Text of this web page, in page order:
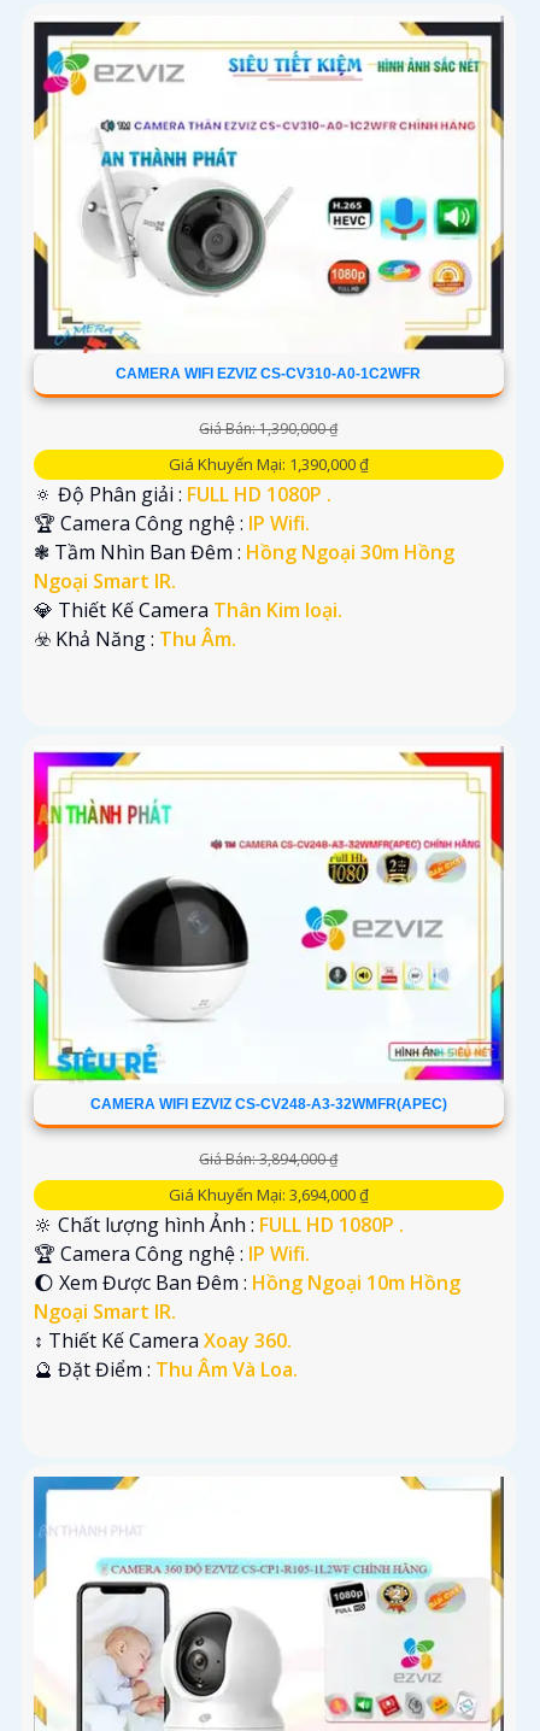
CAMERA WIFI EZVIZ CS-CV310-A0-1C2WFR
Giá Bán: 1,390,000 ₫
Giá Khuyến Mại: 1,390,000 ₫
🔅 Độ Phân giải : FULL HD 1080P .
🏆 Camera Công nghệ : IP Wifi.
❃ Tầm Nhìn Ban Đêm : Hồng Ngoại 30m Hồng
Ngoại Smart IR.
💎 Thiết Kế Camera Thân Kim loại.
️☣️ Khả Năng : Thu Âm.
CAMERA WIFI EZVIZ CS-CV248-A3-32WMFR(APEC)
Giá Bán: 3,894,000 ₫
Giá Khuyến Mại: 3,694,000 ₫
🔆 Chất lượng hình Ảnh : FULL HD 1080P .
🏆 Camera Công nghệ : IP Wifi.
🌔 Xem Được Ban Đêm : Hồng Ngoại 10m Hồng
Ngoại Smart IR.
↕️ Thiết Kế Camera Xoay 360.
️🔮 Đặt Điểm : Thu Âm Và Loa.